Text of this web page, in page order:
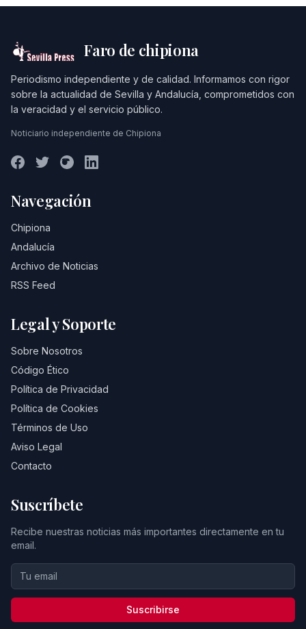
Faro de chipiona
Periodismo independiente y de calidad. Informamos con rigor
sobre la actualidad de Sevilla y Andalucía, comprometidos con
la veracidad y el servicio público.
Noticiario independiente de Chipiona
Navegación
Chipiona
Andalucía
Archivo de Noticias
RSS Feed
Legal y Soporte
Sobre Nosotros
Código Ético
Política de Privacidad
Política de Cookies
Términos de Uso
Aviso Legal
Contacto
Suscríbete
Recibe nuestras noticias más importantes directamente en tu
email.
Suscribirse